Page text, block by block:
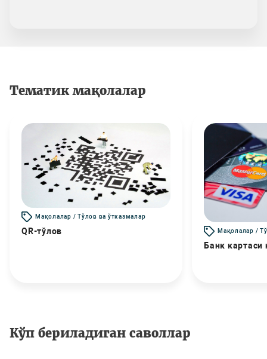
Тематик мақолалар
Мақолалар / Тўлов ва ўтказмалар
QR-тўлов Мақолалар /
Банк картаси
Кўп бериладиган саволлар